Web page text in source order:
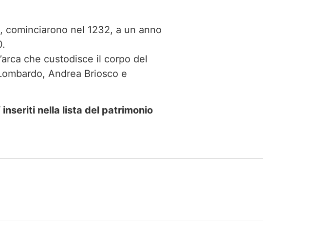
nel 1232, a un anno
che custodisce il corpo del
Andrea Briosco e
inseriti nella lista del patrimonio